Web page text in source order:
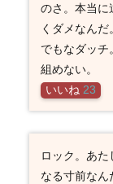
のさ。本当に
くダメなんだ
でもなダッチ
組めない。
いいね 23
ロック。あ
なる寸前な